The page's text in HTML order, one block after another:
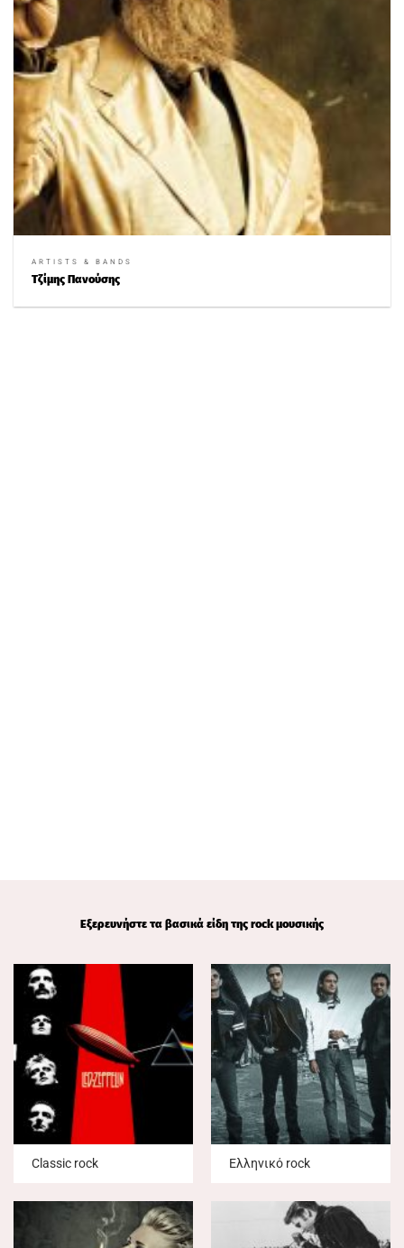
ARTISTS & BANDS
Τζίμης Πανούσης
Εξερευνήστε τα βασικά είδη της rock μουσικής
Classic rock Ελληνικό rock